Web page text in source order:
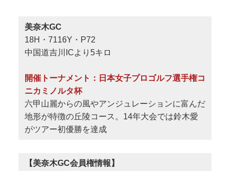
美奈木GC
18H・7116Y・P72
中国道吉川ICより5キロ
開催トーナメント：日本女子プロゴルフ選手権コ
ニカミノルタ杯
六甲山麗からの風やアンジュレーションに富んだ
地形が特徴の丘陵コース。14年大会では鈴木愛
がツアー初優勝を達成
【美奈木GC会員権情報】